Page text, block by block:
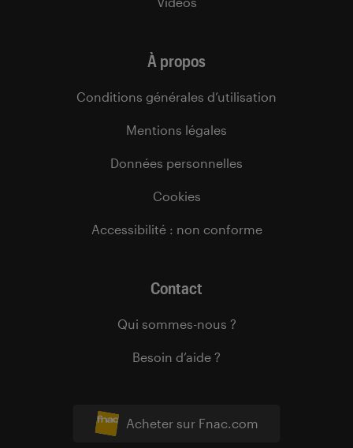
Acheter sur Fnac.com
À propos
Conditions générales d’utilisation
Mentions légales
Données personnelles
Cookies
Accessibilité : non conforme
Contact
Qui sommes-nous ?
Besoin d’aide ?